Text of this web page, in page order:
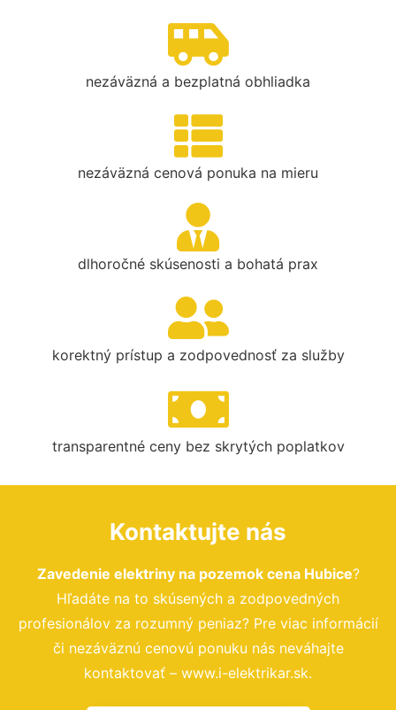
nezáväzná a bezplatná obhliadka
nezáväzná cenová ponuka na mieru
dlhoročné skúsenosti a bohatá prax
korektný prístup a zodpovednosť za služby
transparentné ceny bez skrytých poplatkov
Kontaktujte nás
Zavedenie elektriny na pozemok cena Hubice?
Hľadáte na to skúsených a zodpovedných
profesionálov za rozumný peniaz? Pre viac informácií
či nezáväznú cenovú ponuku nás neváhajte
kontaktovať – www.i-elektrikar.sk.